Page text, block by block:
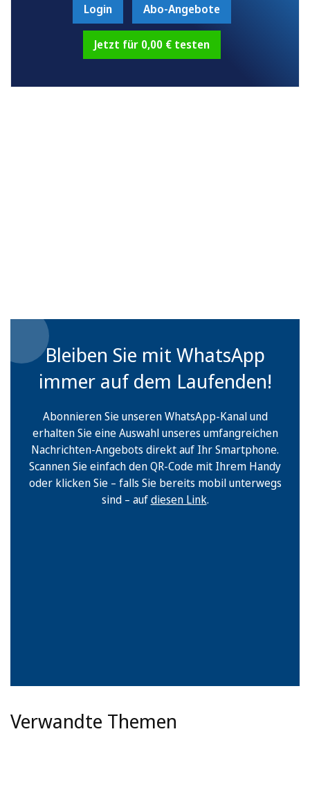
Login Abo-Angebote
Jetzt für 0,00 € testen
Bleiben Sie mit WhatsApp
immer auf dem Laufenden!
Abonnieren Sie unseren WhatsApp-Kanal und
erhalten Sie eine Auswahl unseres umfangreichen
Nachrichten-Angebots direkt auf Ihr Smartphone.
Scannen Sie einfach den QR-Code mit Ihrem Handy
oder klicken Sie – falls Sie bereits mobil unterwegs
sind – aufdiesen Link.
Verwandte Themen